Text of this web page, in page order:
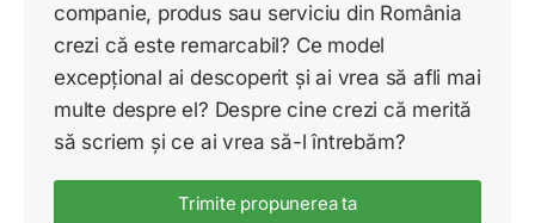
companie, produs sau serviciu din România
crezi că este remarcabil? Ce model
excepțional ai descoperit și ai vrea să afli mai
multe despre el? Despre cine crezi că merită
să scriem și ce ai vrea să-l întrebăm?
Trimite propunerea ta